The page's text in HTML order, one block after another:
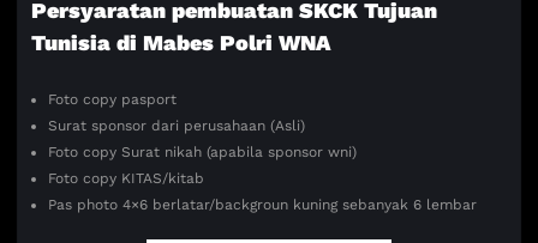
Persyaratan pembuatan SKCK Tujuan
Tunisia di Mabes Polri WNA
Foto copy pasport
Surat sponsor dari perusahaan (Asli)
Foto copy Surat nikah (apabila sponsor wni)
Foto copy KITAS/kitab
Pas photo 4×6 berlatar/backgroun kuning sebanyak 6 lembar